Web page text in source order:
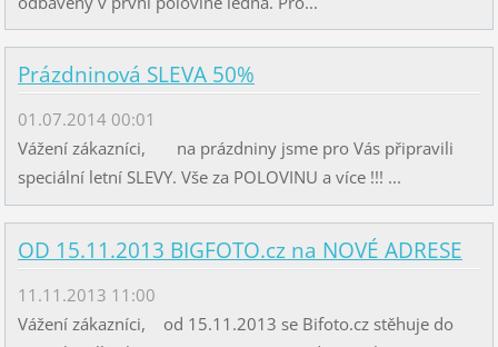
Prázdninová SLEVA 50%
01.07.2014 00:01
Vážení zákazníci, na prázdniny jsme pro Vás připravili
speciální letní SLEVY. Vše za POLOVINU a více !!! ...
OD 15.11.2013 BIGFOTO.cz na NOVÉ ADRESE
11.11.2013 11:00
Vážení zákazníci, od 15.11.2013 se Bifoto.cz stěhuje do